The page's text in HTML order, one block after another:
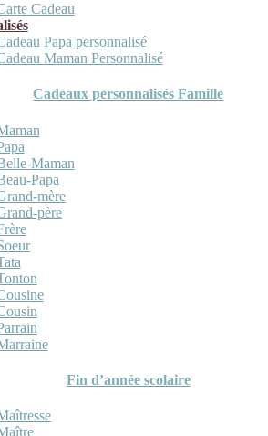
Cadeau
Papa personnalisé
Maman Personnalisé
Cadeaux personnalisés Famille
Maman
Papa
mère
père
Fin d’année scolaire